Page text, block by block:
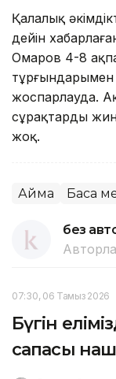
Қалалық
дейін
Омаров 4-8
тұрғындарымен
жоспарлауда.
сұрақтарды
жоқ.
Аймақ Басқа
без
07:30, 06 Тамыз 2026
Бүгін
сапасы